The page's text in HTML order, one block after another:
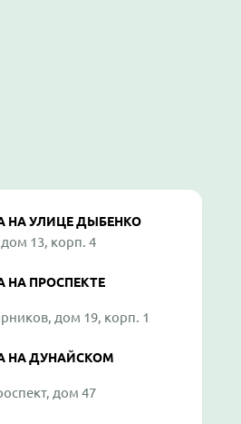
НА УЛИЦЕ ДЫБЕНКО
13, корп. 4
ПРОСПЕКТЕ
дом 19, корп. 1
НА ДУНАЙСКОМ
дом 47